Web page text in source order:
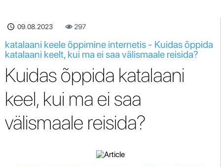
09.08.2023 297
katalaani keele õppimine internetis - Kuidas õppida
katalaani keelt, kui ma ei saa välismaale reisida?
Kuidas õppida katalaani
keel, kui ma ei saa
välismaale reisida?